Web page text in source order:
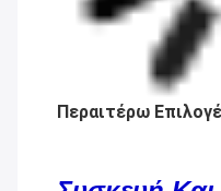
Περαιτέρω